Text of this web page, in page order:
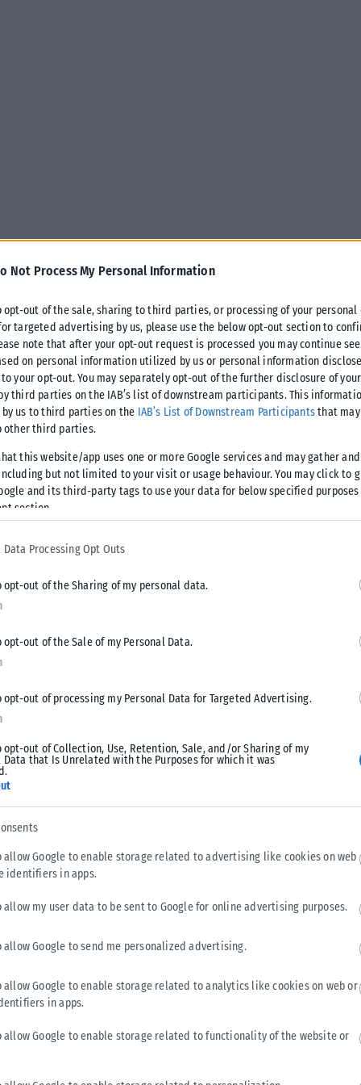
Not Process My Personal Information
opt-out of the sale, sharing to third parties, or processing of your
targeted advertising by us, please use the below opt-out section to
note that after your opt-out request is processed you may continue
on personal information utilized by us or personal information
your opt-out. You may separately opt-out of the further disclosure of
third parties on the IAB’s list of downstream participants. This
by us to third parties on the IAB’s List of Downstream Participantsthat
other third parties.
this website/app uses one or more Google services and may gather
but not limited to your visit or usage behaviour. You may click to
and its third-party tags to use your data for below specified
section.
Data Processing Opt Outs
opt-out of the Sharing of my personal data.
opt-out of the Sale of my Personal Data.
opt-out of processing my Personal Data for Targeted Advertising.
opt-out of Collection, Use, Retention, Sale, and/or Sharing of my
Data that Is Unrelated with the Purposes for which it was
allow Google to enable storage related to advertising like cookies on web
identifiers in apps.
allow my user data to be sent to Google for online advertising purposes.
allow Google to send me personalized advertising.
allow Google to enable storage related to analytics like cookies on web or
in apps.
allow Google to enable storage related to functionality of the website or
και γενικότερα των συνηθειών
ερευνητές προτείνουν να λάβουμε
αρχαίου ροφήματος με πολλά και
υγεία.
από το Πανεπιστήμιο Sichuan στο Chengdu της Κίνας,
Pacific, τρία φλιτζάνια τσάι την ημέρα θα μπορούσαν
συστατικά, σύμφωνα με τους ίδιους,
ένα φλιτζάνι τσάι, όπως τα φλαβονοειδή. Επιπλέον,
είναι πλούσιο σε ουσίες που συνδέονται με τη βελτίωση
από 5.998 Βρετανούς ηλικίας 37 έως 73 ετών και 7.931
ελήφθησαν μετά από τη συμπλήρωση ενός
τσαγιού, συμπεριλαμβανομένου του τύπου που
παραδοσιακό κινέζικο τσάι που επίσης αδυνατίζει και
που έπιναν την ημέρα.
των δεικτών γήρανσης των συμμετεχόντων,
του ποσοστού σωματικού λίπους, για να υπολογίσει τη
μοτίβα που σηματοδοτούσαν βραδύτερη βιολογική
να είναι άνδρες και να καταναλώνουν αλκοόλ,
παράλληλα λιγότερα συμπτώματα άγχους
αντιγηραντικά οφέλη μεταξύ όσων κατανάλωναν
τσάι παρουσίασαν επίσης μεγαλύτερη αύξηση στην
αναφέρουν ότι «οι πολυφαινόλες, οι κύριες
μικροβίωμα, το οποίο παίζει σημαντικό ρόλο στη
ανοσία, sτον μεταβολισμό και sτη γνωστική